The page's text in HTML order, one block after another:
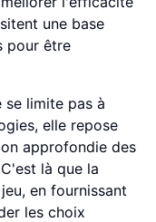
une base
pour être
se limite pas à
elle repose
approfondie des
là que la
en fournissant
les choix